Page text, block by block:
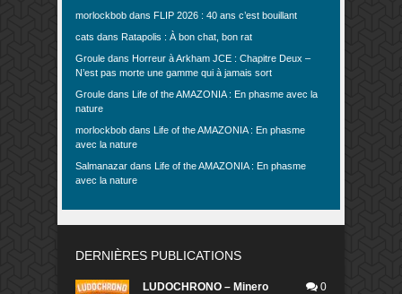
morlockbob dans FLIP 2026 : 40 ans c’est bouillant
cats dans Ratapolis : À bon chat, bon rat
Groule dans Horreur à Arkham JCE : Chapitre Deux –
N’est pas morte une gamme qui à jamais sort
Groule dans Life of the AMAZONIA : En phasme avec la
nature
morlockbob dans Life of the AMAZONIA : En phasme
avec la nature
Salmanazar dans Life of the AMAZONIA : En phasme
avec la nature
DERNIÈRES PUBLICATIONS
LUDOCHRONO – Minero
0